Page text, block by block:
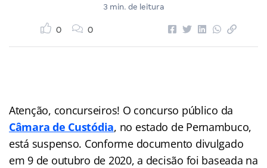
3 min. de leitura
0 0
Atenção, concurseiros! O concurso público da
Câmara de Custódia, no estado de Pernambuco,
está suspenso. Conforme documento divulgado
em 9 de outubro de 2020, a decisão foi baseada na